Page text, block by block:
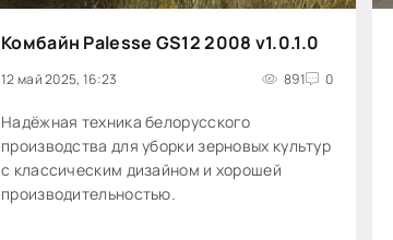
Комбайн Palesse GS12 2008 v1.0.1.0
12 май 2025, 16:23 891 0
Надёжная техника белорусского
производства для уборки зерновых культур
с классическим дизайном и хорошей
производительностью.